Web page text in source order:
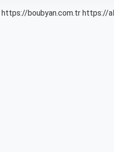
https://boubyan.com.tr https://